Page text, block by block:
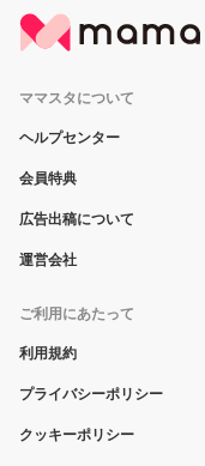
ママスタについて
ヘルプセンター
会員特典
広告出稿について
運営会社
ご利用にあたって
利用規約
プライバシーポリシー
クッキーポリシー